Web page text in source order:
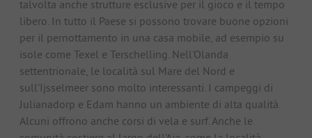
talvolta anche strutture esclusive per il gioco e il tempo
libero. In tutto il Paese si possono trovare buone opzioni
per il pernottamento in una casa mobile, ad esempio su
isole come Texel e Terschelling. Nell'Olanda
settentrionale, le località sul Mare del Nord e
sull'Ijsselmeer sono molto interessanti. I campeggi di
Julianadorp e Edam hanno un ambiente di alta qualità.
Alcuni offrono anche corsi di vela e surf. Anche le